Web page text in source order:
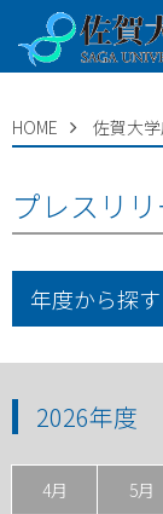
HOME 佐賀大
プレスリ
年度から探す
2026年度
4月 5月